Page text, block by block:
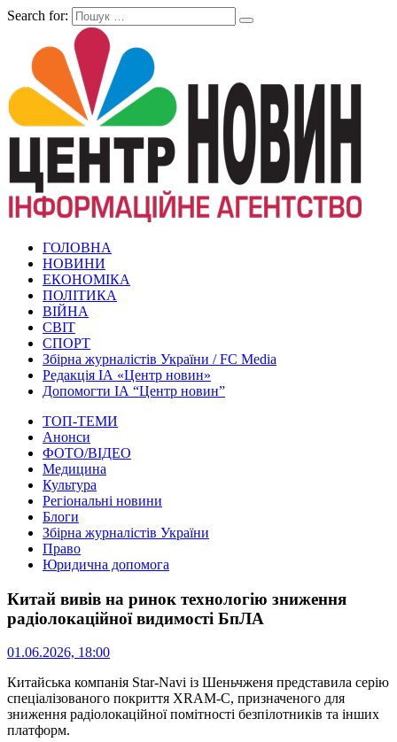
Search for:
ГОЛОВНА
НОВИНИ
ЕКОНОМІКА
ПОЛІТИКА
ВІЙНА
СВІТ
СПОРТ
Збірна журналістів України / FC Media
Редакція ІА «Центр новин»
Допомогти ІА “Центр новин”
ТОП-ТЕМИ
Анонси
ФОТО/ВІДЕО
Медицина
Культура
Регіональні новини
Блоги
Збірна журналістів України
Право
Юридична допомога
Китай вивів на ринок технологію зниження
радіолокаційної видимості БпЛА
01.06.2026, 18:00
Китайська компанія Star-Navi із Шеньчженя представила серію
спеціалізованого покриття XRAM-C, призначеного для
зниження радіолокаційної помітності безпілотників та інших
платформ.